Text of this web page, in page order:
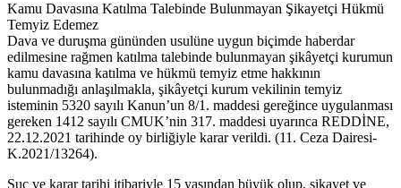
Kamu Davasına Katılma Talebinde Bulunmayan Şikayetçi Hükmü
Temyiz Edemez
Dava ve duruşma gününden usulüne uygun biçimde haberdar
edilmesine rağmen katılma talebinde bulunmayan şikâyetçi kurumun
kamu davasına katılma ve hükmü temyiz etme hakkının
bulunmadığı anlaşılmakla, şikâyetçi kurum vekilinin temyiz
isteminin 5320 sayılı Kanun’un 8/1. maddesi gereğince uygulanması
gereken 1412 sayılı CMUK’nin 317. maddesi uyarınca REDDİNE,
22.12.2021 tarihinde oy birliğiyle karar verildi. (11. Ceza Dairesi-
K.2021/13264).
Suç ve karar tarihi itibariyle 15 yaşından büyük olup, şikayet ve